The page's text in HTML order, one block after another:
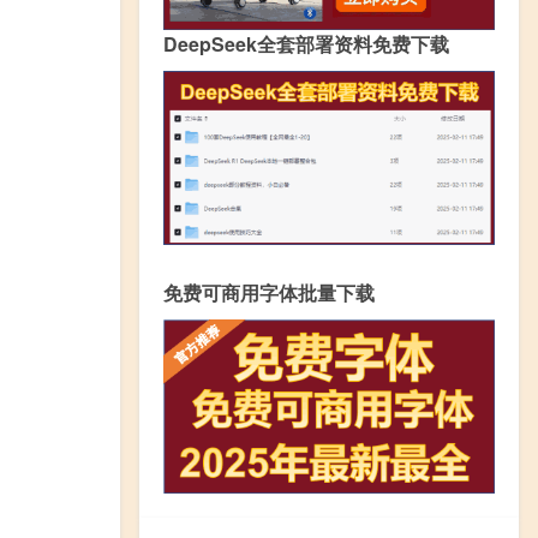
DeepSeek全套部署资料免费下载
免费可商用字体批量下载